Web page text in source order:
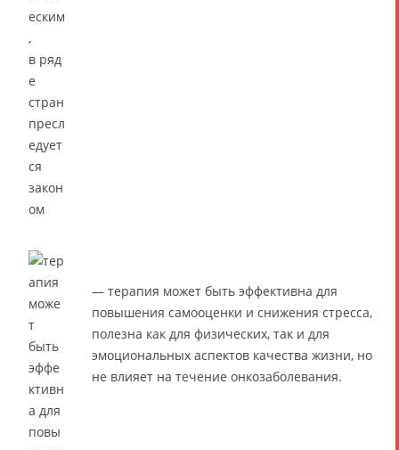
— терапия может быть эффективна для
повышения самооценки и снижения стресса,
полезна как для физических, так и для
эмоциональных аспектов качества жизни, но
не влияет на течение онкозаболевания.